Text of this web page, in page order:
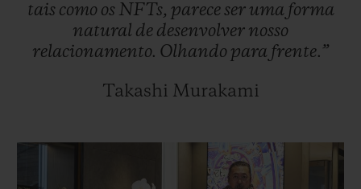
tais como os NFTs, pareceser uma forma
natural de desenvolver nosso
relacionamento. Olhando para frente.”
Takashi Murakami